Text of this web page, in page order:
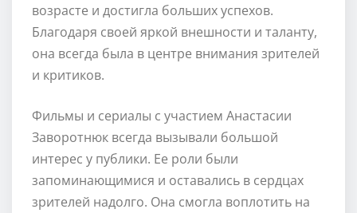
возрасте и достигла больших успехов.
Благодаря своей яркой внешности и таланту,
она всегда была в центре внимания зрителей
и критиков.
Фильмы и сериалы с участием Анастасии
Заворотнюк всегда вызывали большой
интерес у публики. Ее роли были
запоминающимися и оставались в сердцах
зрителей надолго. Она смогла воплотить на